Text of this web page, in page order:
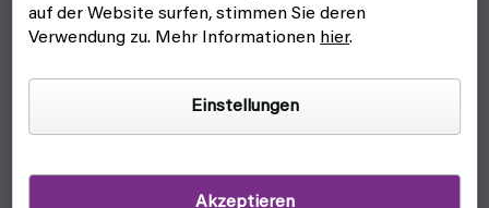
auf der Website surfen, stimmen Sie deren
Verwendung zu. Mehr Informationen hier.
Einstellungen
Akzeptieren
FYFT Kartenständer